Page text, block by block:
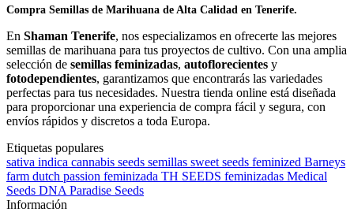
Compra Semillas de Marihuana de Alta Calidad en Tenerife.
En Shaman Tenerife, nos especializamos en ofrecerte las mejores
semillas de marihuana para tus proyectos de cultivo. Con una amplia
selección de semillas feminizadas, autoflorecientes y
fotodependientes, garantizamos que encontrarás las variedades
perfectas para tus necesidades. Nuestra tienda online está diseñada
para proporcionar una experiencia de compra fácil y segura, con
envíos rápidos y discretos a toda Europa.
Etiquetas populares
sativa indica cannabis seeds semillas sweet seeds feminized Barneys
farm dutch passion feminizada TH SEEDS feminizadas Medical
Seeds DNA Paradise Seeds
Información